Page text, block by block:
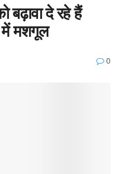
बढ़ावा दे रहे हैं
में मशगूल
0